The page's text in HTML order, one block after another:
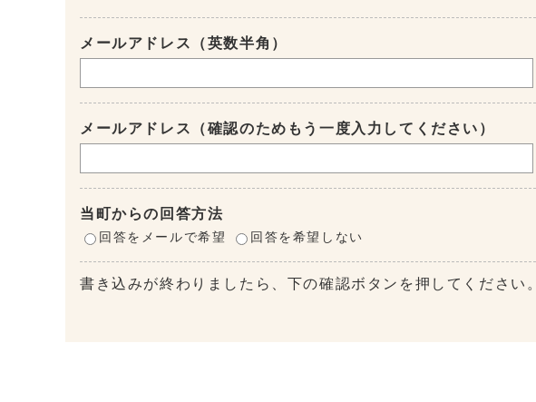
メールアドレス（英数半角）
メールアドレス（確認のためもう一度入力してください）
当町からの回答方法
回答をメールで希望 回答を希望しない
書き込みが終わりましたら、下の確認ボタンを押してください。